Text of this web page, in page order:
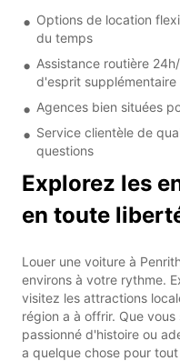
Options de location
du temps
Assistance routière
d'esprit supplémentaire
Agences bien situées
Service clientèle de
questions
Explorez les
en toute
Louer une voiture à
environs à votre rythme.
visitez les attractions
région a à offrir. Que
passionné d'histoire ou
a quelque chose pour